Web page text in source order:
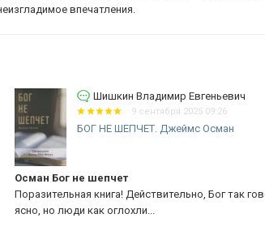
впечатления.
Шишкин Владимир Евгеньевич
9 сентября 2025 09:26
БОГ НЕ ШЕПЧЕТ. Джеймс Осман
Осман Бог не шепчет
Поразительная книга! Действительно, Бог так
ясно, но люди как оглохли...